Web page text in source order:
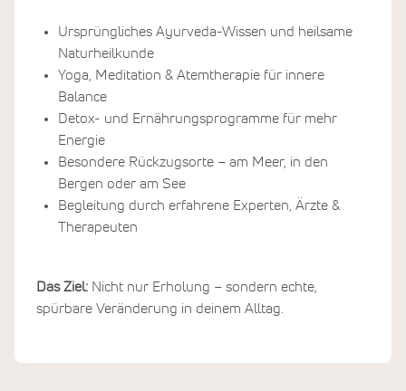
Ursprüngliches Ayurveda-Wissen und heilsame
Naturheilkunde
Yoga, Meditation & Atemtherapie für innere
Balance
Detox- und Ernährungsprogramme für mehr
Energie
Besondere Rückzugsorte – am Meer, in den
Bergen oder am See
Begleitung durch erfahrene Experten, Ärzte &
Therapeuten
Das Ziel: Nicht nur Erholung – sondern echte,
spürbare Veränderung in deinem Alltag.